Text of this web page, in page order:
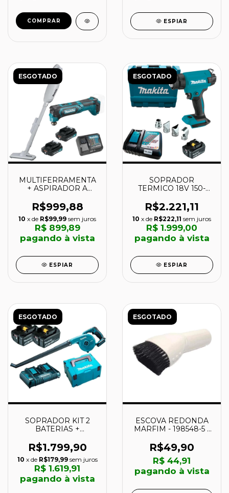
COMPRAR ESPIAR
ESGOTADO
MULTIFERRAMENTA
+ ASPIRADOR A
CLX215SAW1 - MAKITA
R$999,88
10 x de R$99,99 sem juros
R$ 899,89
pagando à vista
ESPIAR
ESGOTADO
SOPRADOR
TERMICO 18V 150-
MAKITA
R$2.221,11
10 x de R$222,11 sem juros
R$ 1.999,00
pagando à vista
ESPIAR
ESGOTADO
SOPRADOR KIT 2
BATERIAS +
MALETA - DUB183Z-P
- MAKITA
R$1.799,90
10 x de R$179,99 sem juros
R$ 1.619,91
pagando à vista
ESGOTADO
ESCOVA REDONDA
MARFIM - 198548-5 -
R$49,90
R$ 44,91
pagando à vista